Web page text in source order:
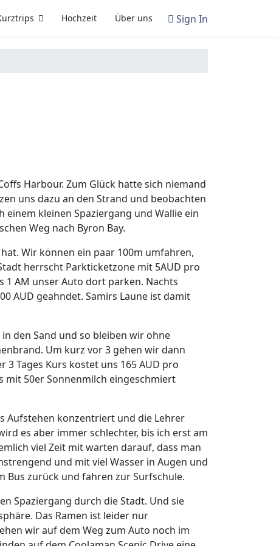
Hochzeit Über uns Sign In
Harbour. Zum Glück hatte sich niemand
uns dazu an den Strand und beobachten
kleinen Spaziergang und Wallie ein
Weg nach Byron Bay.
Wir können ein paar 100m umfahren,
herrscht Parkticketzone mit 5AUD pro
1 AM unser Auto dort parken. Nachts
AUD geahndet. Samirs Laune ist damit
den Sand und so bleiben wir ohne
Um kurz vor 3 gehen wir dann
Tages Kurs kostet uns 165 AUD pro
mit 50er Sonnenmilch eingeschmiert
Aufstehen konzentriert und die Lehrer
es aber immer schlechter, bis ich erst am
viel Zeit mit warten darauf, dass man
und mit viel Wasser in Augen und
Bus zurück und fahren zur Surfschule.
Spaziergang durch die Stadt. Und sie
Das Ramen ist leider nur
wir auf dem Weg zum Auto noch im